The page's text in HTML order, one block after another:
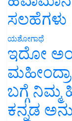
ಸಲಹೆಗಳು
ಯಶೋಗಾಥೆ
ಇದೋ
ಮಹೀಂದ್ರಾ
ಬಗ್ಗೆ
ಕನ್ನಡ